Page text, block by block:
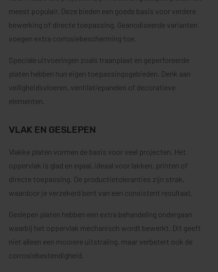
meest populair. Deze bieden een goede basis voor verdere
bewerking of directe toepassing. Geanodiseerde varianten
voegen extra corrosiebescherming toe.
Speciale uitvoeringen zoals traanplaat en geperforeerde
platen hebben hun eigen toepassingsgebieden. Denk aan
veiligheidsvloeren, ventilatiepanelen of decoratieve
elementen.
VLAK EN GESLEPEN
Vlakke platen vormen de basis voor veel projecten. Het
oppervlak is glad en egaal, ideaal voor lakken, printen of
directe toepassing. De productietoleranties zijn strak,
waardoor je verzekerd bent van een consistent resultaat.
Geslepen platen hebben een extra behandeling ondergaan
waarbij het oppervlak mechanisch wordt bewerkt. Dit geeft
niet alleen een mooiere uitstraling, maar verbetert ook de
corrosiebestendigheid.